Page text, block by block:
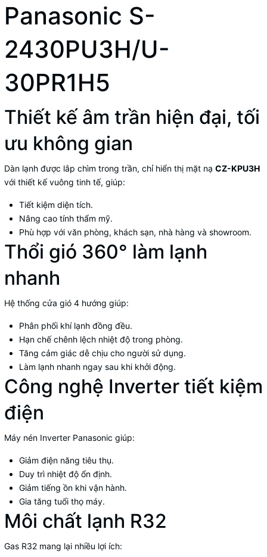
Panasonic S-
2430PU3H/U-
30PR1H5
Thiết kế âm trần hiện đại, tối
ưu không gian
Dàn lạnh được lắp chìm trong trần, chỉ hiển thị mặt nạ CZ-KPU3H
với thiết kế vuông tinh tế, giúp:
Tiết kiệm diện tích.
Nâng cao tính thẩm mỹ.
Phù hợp với văn phòng, khách sạn, nhà hàng và showroom.
Thổi gió 360° làm lạnh
nhanh
Hệ thống cửa gió 4 hướng giúp:
Phân phối khí lạnh đồng đều.
Hạn chế chênh lệch nhiệt độ trong phòng.
Tăng cảm giác dễ chịu cho người sử dụng.
Làm lạnh nhanh ngay sau khi khởi động.
Công nghệ Inverter tiết kiệm
điện
Máy nén Inverter Panasonic giúp:
Giảm điện năng tiêu thụ.
Duy trì nhiệt độ ổn định.
Giảm tiếng ồn khi vận hành.
Gia tăng tuổi thọ máy.
Môi chất lạnh R32
Gas R32 mang lại nhiều lợi ích: